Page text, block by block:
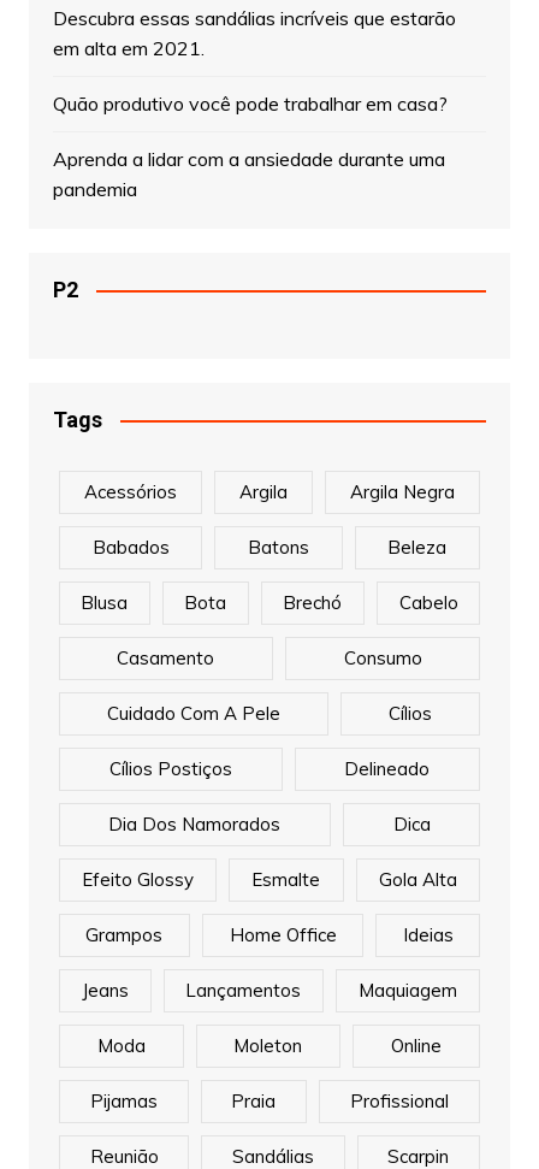
Descubra essas sandálias incríveis que estarão
em alta em 2021.
Quão produtivo você pode trabalhar em casa?
Aprenda a lidar com a ansiedade durante uma
pandemia
P2
Tags
Acessórios Argila Argila Negra
Babados Batons Beleza
Blusa Bota Brechó Cabelo
Casamento Consumo
Cuidado Com A Pele Cílios
Cílios Postiços Delineado
Dia Dos Namorados Dica
Efeito Glossy Esmalte Gola Alta
Grampos Home Office Ideias
Jeans Lançamentos Maquiagem
Moda Moleton Online
Pijamas Praia Profissional
Reunião Sandálias Scarpin